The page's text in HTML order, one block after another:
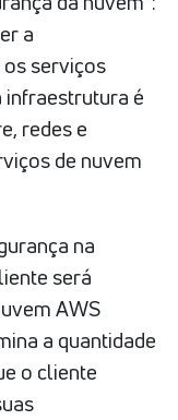
a
serviços
infraestrutura é
redes e
de nuvem
na
será
AWS
a quantidade
o cliente